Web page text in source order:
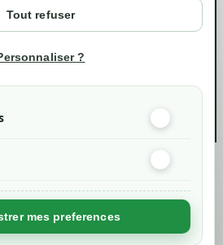
Tout refuser
?
mes preferences
byNageoconcept